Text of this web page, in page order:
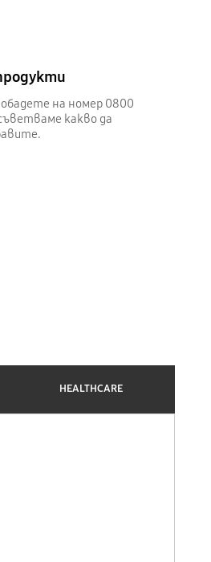
обадете на номер 0800
какво да
HEALTHCARE